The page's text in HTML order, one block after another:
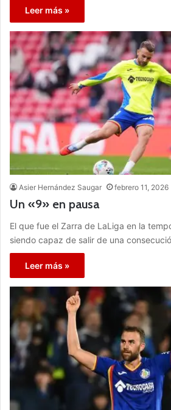
Leer más »
Asier Hernández Saugar febrero 11, 2026
Un «9» en pausa
El que fue el Zarra de LaLiga en la
siendo capaz de salir de una
Leer más »